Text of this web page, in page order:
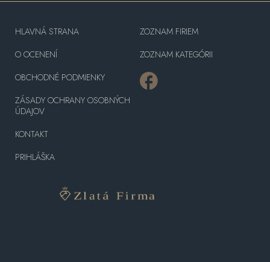
HLAVNÁ STRANA
O OCENENÍ
OBCHODNÉ PODMIENKY
ZÁSADY OCHRANY OSOBNÝCH
ÚDAJOV
KONTAKT
PRIHLÁŠKA
ZOZNAM FIRIEM
ZOZNAM KATEGÓRII